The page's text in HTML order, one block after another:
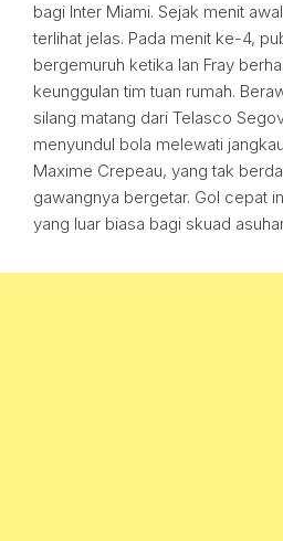
bagi Inter Miami. Sejak menit
terlihat jelas. Pada menit ke-4,
bergemuruh ketika Ian Fray
keunggulan tim tuan rumah.
silang matang dari Telasco
menyundul bola melewati
Maxime Crepeau, yang tak
gawangnya bergetar. Gol cepat
yang luar biasa bagi skuad